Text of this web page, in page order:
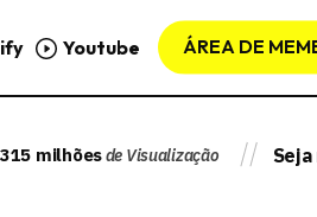
Youtube ÁREA DE
milhõesde Visualização Seja